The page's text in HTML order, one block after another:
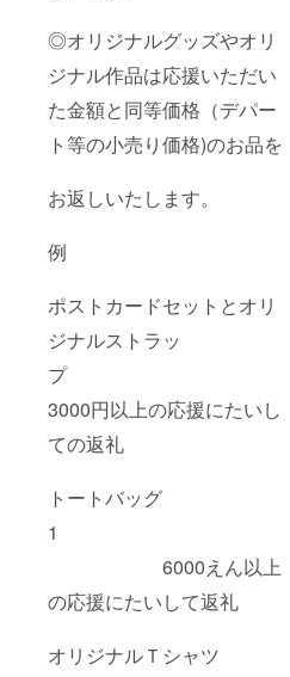
◎オリジナルグッズやオリ
ジナル作品は応援いただい
た金額と同等価格（デパー
ト等の小売り価格)のお品を
お返しいたします。
例
ポストカードセットとオリ
ジナルストラッ
プ
3000円以上の応援にたいし
ての返礼
トートバッグ
1
6000えん以上
の応援にたいして返礼
オリジナルＴシャツ